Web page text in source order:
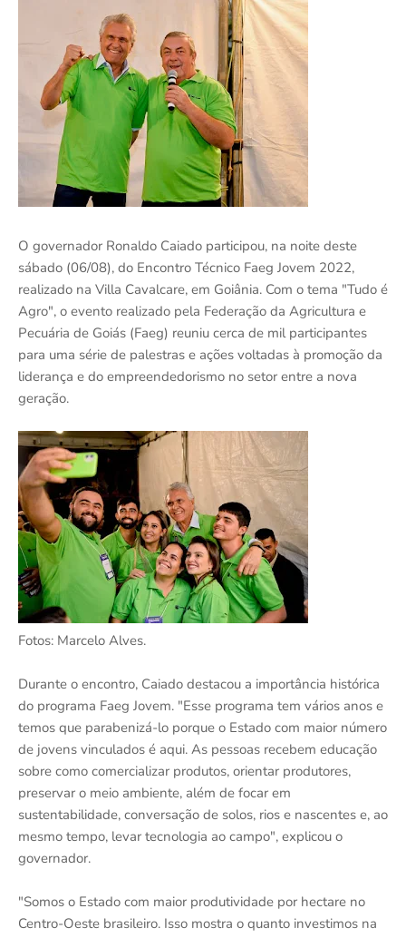
O governador Ronaldo Caiado participou, na noite deste
sábado (06/08), do Encontro Técnico Faeg Jovem 2022,
realizado na Villa Cavalcare, em Goiânia. Com o tema "Tudo é
Agro", o evento realizado pela Federação da Agricultura e
Pecuária de Goiás (Faeg) reuniu cerca de mil participantes
para uma série de palestras e ações voltadas à promoção da
liderança e do empreendedorismo no setor entre a nova
geração.
Fotos: Marcelo Alves.
Durante o encontro, Caiado destacou a importância histórica
do programa Faeg Jovem. "Esse programa tem vários anos e
temos que parabenizá-lo porque o Estado com maior número
de jovens vinculados é aqui. As pessoas recebem educação
sobre como comercializar produtos, orientar produtores,
preservar o meio ambiente, além de focar em
sustentabilidade, conversação de solos, rios e nascentes e, ao
mesmo tempo, levar tecnologia ao campo", explicou o
governador.
"Somos o Estado com maior produtividade por hectare no
Centro-Oeste brasileiro. Isso mostra o quanto investimos na